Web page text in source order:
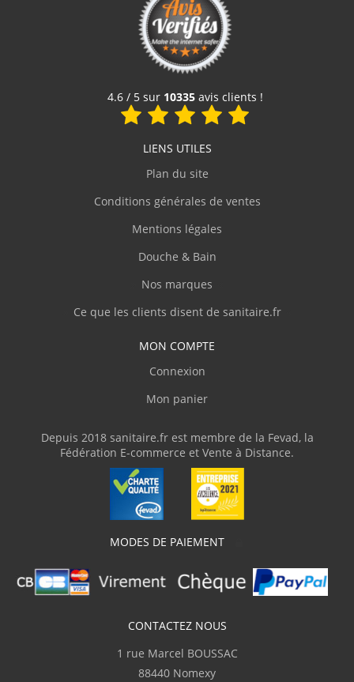
Voir le produit
4.6 / 5 sur 10335avis clients !
LIENS UTILES
Plan du site
Conditions générales de ventes
Mentions légales
Douche & Bain
Nos marques
Ce que les clients disent de sanitaire.fr
MON COMPTE
Connexion
Mon panier
Depuis 2018 sanitaire.fr est membre de la Fevad, la
Fédération E-commerce et Vente à Distance.
MODES DE PAIEMENT
CONTACTEZ NOUS
1 rue Marcel BOUSSAC
88440 Nomexy